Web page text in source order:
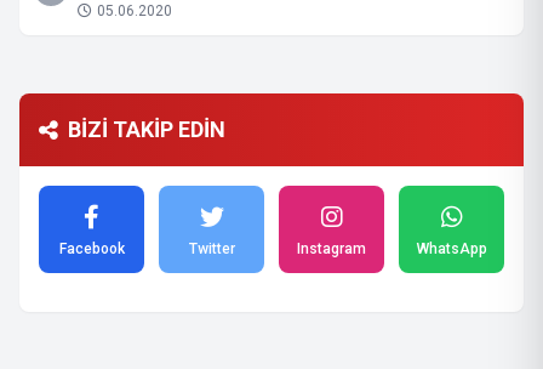
05.06.2020
BİZİ TAKİP EDİN
Facebook Twitter Instagram WhatsApp